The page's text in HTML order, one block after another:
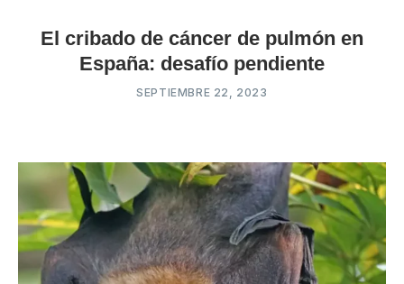
El cribado de cáncer de pulmón en
España: desafío pendiente
SEPTIEMBRE 22, 2023